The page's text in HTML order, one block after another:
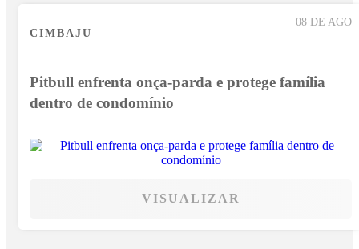
08 DE AGO
CIMBAJU
Pitbull enfrenta onça-parda e protege família
dentro de condomínio
VISUALIZAR